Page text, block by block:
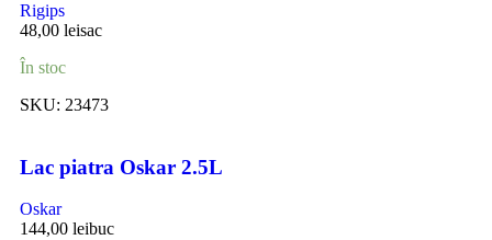
Rigips
48,00 leisac
În stoc
SKU: 23473
Lac piatra Oskar 2.5L
Oskar
144,00 leibuc